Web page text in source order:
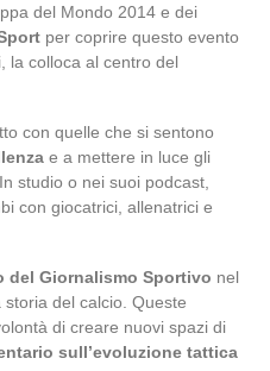
del Mondo 2014 e dei
per coprire questo evento
la colloca al centro del
con quelle che si sentono
e a mettere in luce gli
studio o nei suoi podcast,
con giocatrici, allenatrici e
del Giornalismo Sportivo nel
del calcio. Queste
di creare nuovi spazi di
sull’evoluzione tattica